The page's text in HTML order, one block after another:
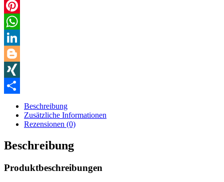
Twitter
Pinterest
WhatsApp
LinkedIn
Blogger
XING
Beschreibung
Zusätzliche Informationen
Rezensionen (0)
Beschreibung
Produktbeschreibungen